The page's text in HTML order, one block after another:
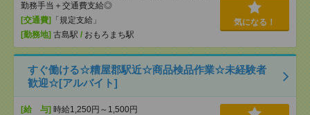
勤務手当＋交通費支給◎
[交通費]
「規定支給」
[勤務地] 古島駅 / おもろまち駅
気になる！
すぐ働ける☆糟屋郡駅近☆商品検品作業☆未経験者
歓迎☆[アルバイト]
[給 与] 時給1,250円～1,500円